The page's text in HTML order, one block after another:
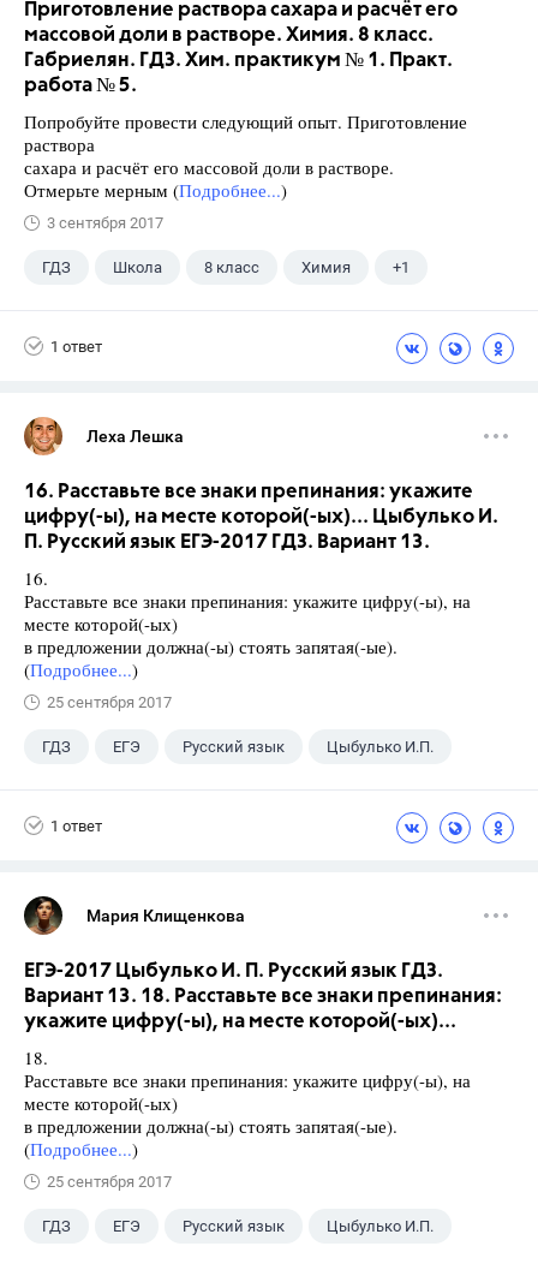
Приготовление раствора сахара и расчёт его
массовой доли в растворе. Химия. 8 класс.
Габриелян. ГДЗ. Хим. практикум № 1. Практ.
работа № 5.
Попробуйте провести следующий опыт. Приготовление
раствора
сахара и расчёт его массовой доли в растворе.
Отмерьте мерным (Подробнее...)
3 сентября 2017
ГДЗ Школа 8 класс Химия +1
1 ответ
Леха Лешка
16. Расставьте все знаки препинания: укажите
цифру(-ы), на месте которой(-ых)... Цыбулько И.
П. Русский язык ЕГЭ-2017 ГДЗ. Вариант 13.
16.
Расставьте все знаки препинания: укажите цифру(-ы), на
месте которой(-ых)
в предложении должна(-ы) стоять запятая(-ые).
(Подробнее...)
25 сентября 2017
ГДЗ ЕГЭ Русский язык Цыбулько И.П.
1 ответ
Мария Клищенкова
ЕГЭ-2017 Цыбулько И. П. Русский язык ГДЗ.
Вариант 13. 18. Расставьте все знаки препинания:
укажите цифру(-ы), на месте которой(-ых)...
18.
Расставьте все знаки препинания: укажите цифру(-ы), на
месте которой(-ых)
в предложении должна(-ы) стоять запятая(-ые).
(Подробнее...)
25 сентября 2017
ГДЗ ЕГЭ Русский язык Цыбулько И.П.